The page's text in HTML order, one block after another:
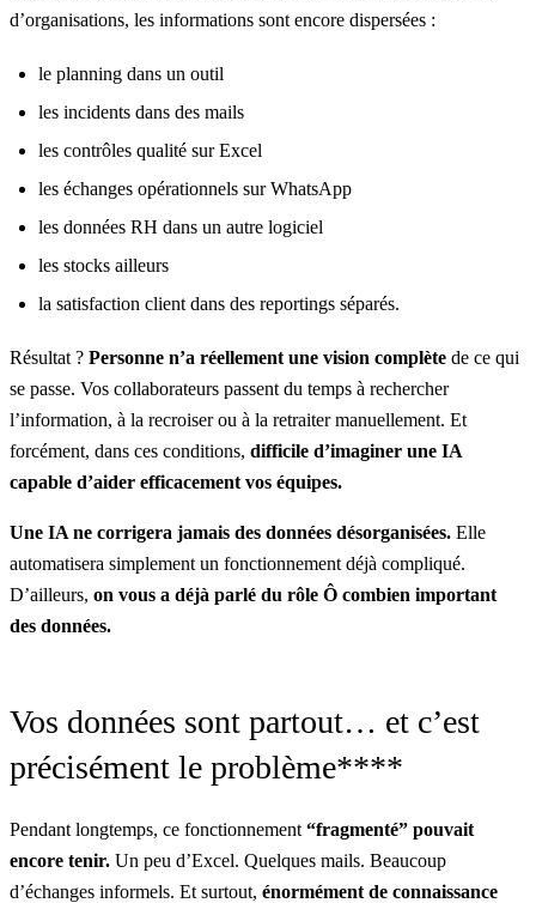
d’organisations, les informations sont encore dispersées :
le planning dans un outil
les incidents dans des mails
les contrôles qualité sur Excel
les échanges opérationnels sur WhatsApp
les données RH dans un autre logiciel
les stocks ailleurs
la satisfaction client dans des reportings séparés.
Résultat ? Personne n’a réellement une vision complète de ce qui
se passe. Vos collaborateurs passent du temps à rechercher
l’information, à la recroiser ou à la retraiter manuellement. Et
forcément, dans ces conditions, difficile d’imaginer une IA
capable d’aider efficacement vos équipes.
Une IA ne corrigera jamais des données désorganisées. Elle
automatisera simplement un fonctionnement déjà compliqué.
D’ailleurs, on vous a déjà parlé du rôle Ô combien important
des données.
Vos données sont partout… et c’est
précisément le problème****
Pendant longtemps, ce fonctionnement “fragmenté” pouvait
encore tenir. Un peu d’Excel. Quelques mails. Beaucoup
d’échanges informels. Et surtout, énormément de connaissance